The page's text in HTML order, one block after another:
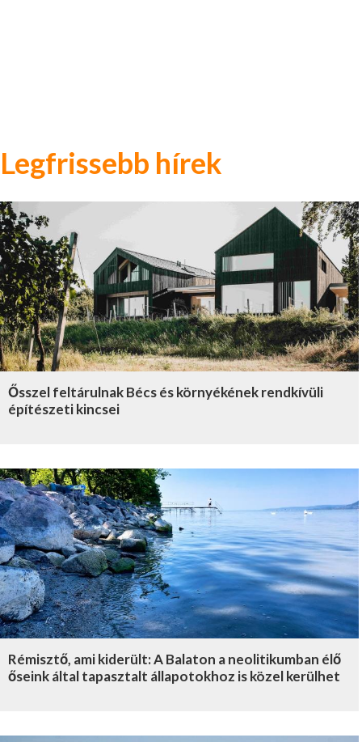
Legfrissebb hírek
Ősszel feltárulnak Bécs és környékének rendkívüli
építészeti kincsei
Rémisztő, ami kiderült: A Balaton a neolitikumban élő
őseink által tapasztalt állapotokhoz is közel kerülhet